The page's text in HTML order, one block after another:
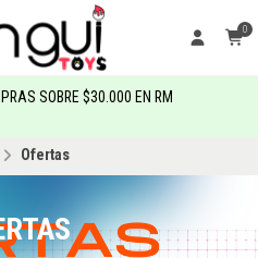
0
SOBRE $30.000 EN RM
Ofertas